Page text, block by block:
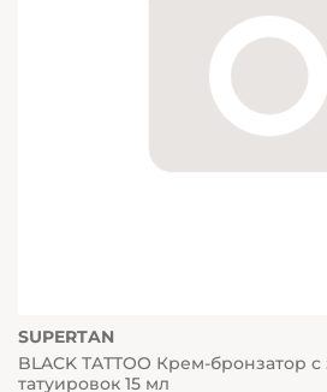
SUPERTAN
BLACK TATTOO Крем-бронзатор
татуировок 15 мл